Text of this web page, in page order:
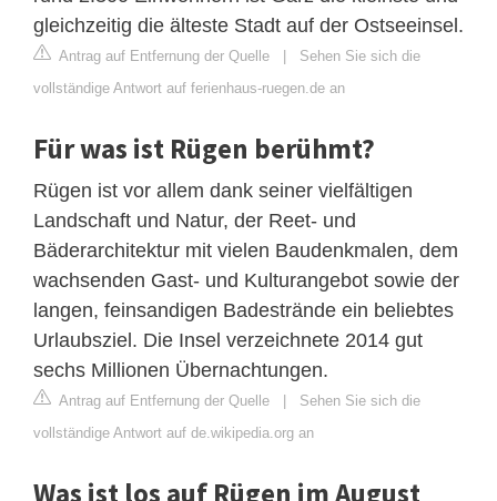
gleichzeitig die älteste Stadt auf der Ostseeinsel.
Antrag auf Entfernung der Quelle | Sehen Sie sich die
vollständige Antwort auf ferienhaus-ruegen.de an
Für was ist Rügen berühmt?
Rügen ist vor allem dank seiner vielfältigen
Landschaft und Natur, der Reet- und
Bäderarchitektur mit vielen Baudenkmalen, dem
wachsenden Gast- und Kulturangebot sowie der
langen, feinsandigen Badestrände ein beliebtes
Urlaubsziel. Die Insel verzeichnete 2014 gut
sechs Millionen Übernachtungen.
Antrag auf Entfernung der Quelle | Sehen Sie sich die
vollständige Antwort auf de.wikipedia.org an
Was ist los auf Rügen im August